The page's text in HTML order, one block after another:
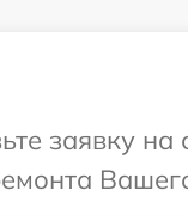
заявку